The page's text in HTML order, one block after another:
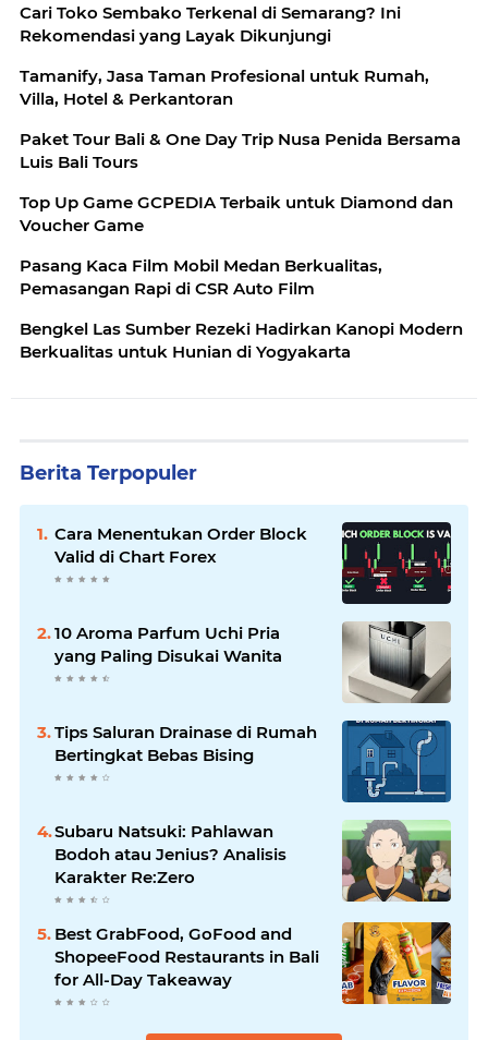
Cari Toko Sembako Terkenal di Semarang? Ini
Rekomendasi yang Layak Dikunjungi
Tamanify, Jasa Taman Profesional untuk Rumah,
Villa, Hotel & Perkantoran
Paket Tour Bali & One Day Trip Nusa Penida Bersama
Luis Bali Tours
Top Up Game GCPEDIA Terbaik untuk Diamond dan
Voucher Game
Pasang Kaca Film Mobil Medan Berkualitas,
Pemasangan Rapi di CSR Auto Film
Bengkel Las Sumber Rezeki Hadirkan Kanopi Modern
Berkualitas untuk Hunian di Yogyakarta
Berita Terpopuler
Cara Menentukan Order Block
Valid di Chart Forex
10 Aroma Parfum Uchi Pria
yang Paling Disukai Wanita
Tips Saluran Drainase di Rumah
Bertingkat Bebas Bising
Subaru Natsuki: Pahlawan
Bodoh atau Jenius? Analisis
Karakter Re:Zero
Best GrabFood, GoFood and
ShopeeFood Restaurants in Bali
for All-Day Takeaway